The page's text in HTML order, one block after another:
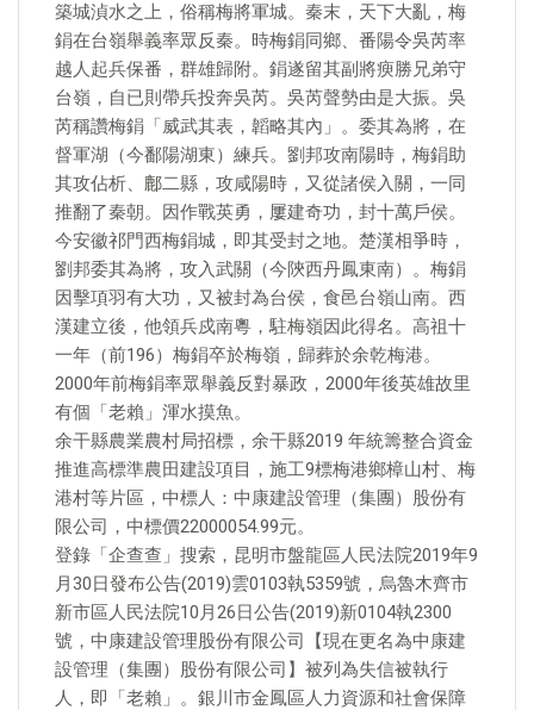
築城湞水之上，俗稱梅將軍城。秦末，天下大亂，梅
鋗在台嶺舉義率眾反秦。時梅鋗同鄉、番陽令吳芮率
越人起兵保番，群雄歸附。鋗遂留其副將瘐勝兄弟守
台嶺，自已則帶兵投奔吳芮。吳芮聲勢由是大振。吳
芮稱讚梅鋗「威武其表，韜略其內」。委其為將，在
督軍湖（今鄱陽湖東）練兵。劉邦攻南陽時，梅鋗助
其攻佔析、鄜二縣，攻咸陽時，又從諸侯入關，一同
推翻了秦朝。因作戰英勇，屢建奇功，封十萬戶侯。
今安徽祁門西梅鋗城，即其受封之地。楚漢相爭時，
劉邦委其為將，攻入武關（今陝西丹鳳東南）。梅鋗
因擊項羽有大功，又被封為台侯，食邑台嶺山南。西
漢建立後，他領兵戍南粵，駐梅嶺因此得名。高祖十
一年（前196）梅鋗卒於梅嶺，歸葬於余乾梅港。
2000年前梅鋗率眾舉義反對暴政，2000年後英雄故里
有個「老賴」渾水摸魚。
余干縣農業農村局招標，余干縣2019 年統籌整合資金
推進高標準農田建設項目，施工9標梅港鄉樟山村、梅
港村等片區，中標人：中康建設管理（集團）股份有
限公司，中標價22000054.99元。
登錄「企查查」搜索，昆明市盤龍區人民法院2019年9
月30日發布公告(2019)雲0103執5359號，烏魯木齊市
新市區人民法院10月26日公告(2019)新0104執2300
號，中康建設管理股份有限公司【現在更名為中康建
設管理（集團）股份有限公司】被列為失信被執行
人，即「老賴」。銀川市金鳳區人力資源和社會保障